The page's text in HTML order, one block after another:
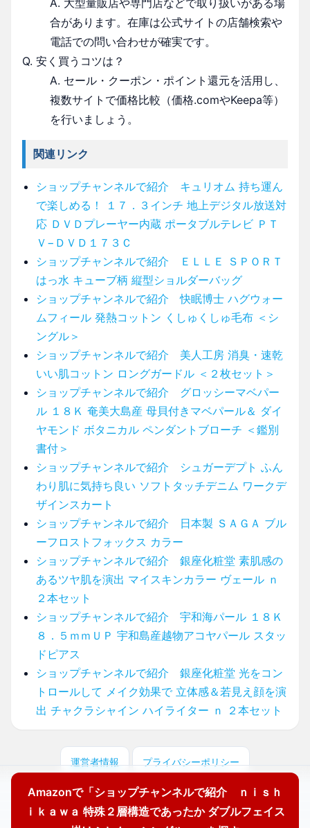
合があります。在庫は公式サイトの店舗検索や
電話での問い合わせが確実です。
Q. 安く買うコツは？
A. セール・クーポン・ポイント還元を活用し、
複数サイトで価格比較（価格.comやKeepa等）
を行いましょう。
関連リンク
ショップチャンネルで紹介 キュリオム 持ち運ん
で楽しめる！ １７．３インチ 地上デジタル放送対
応 ＤＶＤプレーヤー内蔵 ポータブルテレビ ＰＴ
Ｖ−ＤＶＤ１７３Ｃ
ショップチャンネルで紹介 ＥＬＬＥ ＳＰＯＲＴ
はっ水 キューブ柄 縦型ショルダーバッグ
ショップチャンネルで紹介 快眠博士 ハグウォー
ムフィール 発熱コットン くしゅくしゅ毛布 ＜シ
ングル＞
ショップチャンネルで紹介 美人工房 消臭・速乾
いい肌コットン ロングガードル ＜２枚セット＞
ショップチャンネルで紹介 グロッシーマベパー
ル １８Ｋ 奄美大島産 母貝付きマベパール＆ ダイ
ヤモンド ボタニカル ペンダントブローチ ＜鑑別
書付＞
ショップチャンネルで紹介 シュガーデプト ふん
わり肌に気持ち良い ソフトタッチデニム ワークデ
ザインスカート
ショップチャンネルで紹介 日本製 ＳＡＧＡ ブル
ーフロストフォックス カラー
ショップチャンネルで紹介 銀座化粧堂 素肌感の
あるツヤ肌を演出 マイスキンカラー ヴェール ｎ
２本セット
ショップチャンネルで紹介 宇和海パール １８Ｋ
８．５ｍｍＵＰ 宇和島産越物アコヤパール スタッ
ドピアス
ショップチャンネルで紹介 銀座化粧堂 光をコン
トロールして メイク効果で 立体感＆若見え顔を演
出 チャクラシャイン ハイライター ｎ ２本セット
Amazonで「ショップチャンネルで紹介 ｎｉｓｈ
ｉｋａｗａ 特殊２層構造であったか ダブルフェイス
運営者情報 プライバシーポリシー
© 2025 どこに売ってる？ここで買えます！